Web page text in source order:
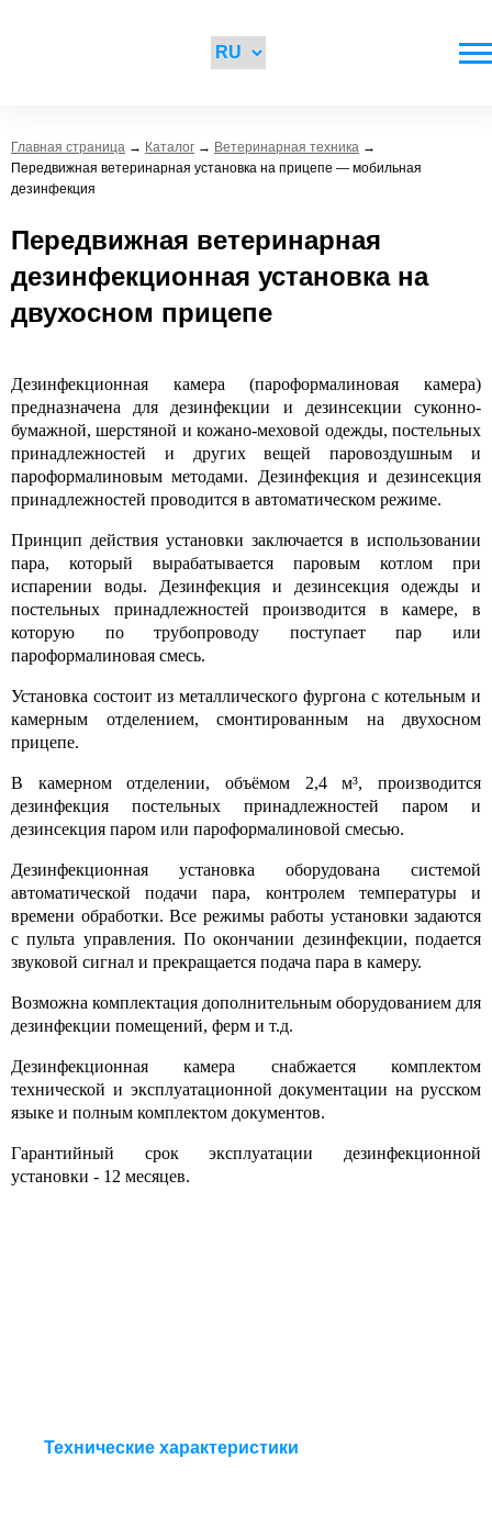
Главная страница → Каталог → Ветеринарная техника →
Передвижная ветеринарная установка на прицепе — мобильная
дезинфекция
Передвижная ветеринарная
дезинфекционная установка на
двухосном прицепе
Дезинфекционная камера (пароформалиновая камера)
предназначена для дезинфекции и дезинсекции суконно-
бумажной, шерстяной и кожано-меховой одежды, постельных
принадлежностей и других вещей паровоздушным и
пароформалиновым методами. Дезинфекция и дезинсекция
принадлежностей проводится в автоматическом режиме.
Принцип действия установки заключается в использовании
пара, который вырабатывается паровым котлом при
испарении воды. Дезинфекция и дезинсекция одежды и
постельных принадлежностей производится в камере, в
которую по трубопроводу поступает пар или
пароформалиновая смесь.
Установка состоит из металлического фургона с котельным и
камерным отделением, смонтированным на двухосном
прицепе.
В камерном отделении, объёмом 2,4м³, производится
дезинфекция постельных принадлежностей паром и
дезинсекция паром или пароформалиновой смесью.
Дезинфекционная установка оборудована системой
автоматической подачи пара, контролем температуры и
времени обработки. Все режимы работы установки задаются
с пульта управления. По окончании дезинфекции, подается
звуковой сигнал и прекращается подача пара в камеру.
Возможна комплектация дополнительным оборудованием для
дезинфекции помещений, ферм и т.д.
Дезинфекционная камера снабжается комплектом
технической и эксплуатационной документации на русском
языке и полным комплектом документов.
Гарантийный срок эксплуатации дезинфекционной
установки - 12 месяцев.
Технические характеристики